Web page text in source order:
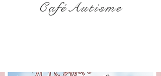
CaféAutisme